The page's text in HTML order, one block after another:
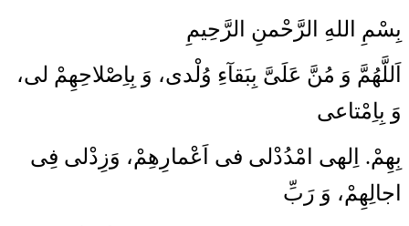
بِسْمِ اللهِ الرَّحْمنِ الرَّحِیمِ
اَللَّهُمَّ وَ مُنَّ عَلَىَّ بِبَقآءِ وُلْدى، وَ بِاِصْلاحِهِمْ لى،
وَ بِاِمْتاعى
بِهِمْ. اِلهى امْدُدْلى فى اَعْمارِهِمْ، وَزِدْلى فِى
اجالِهِمْ، وَ رَبِّ